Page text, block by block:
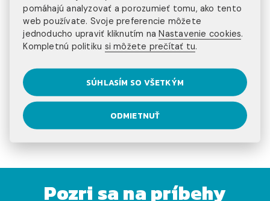
text_align=“left“ css_animation=““
css=“.vc_custom_1456999496771{margin-top: 10px
!important;}“][vc_column_inner el_class=““
width=“1/1″][vc_single_image image=“4652″
img_link_large=““ img_link_target=“_self“
qode_css_animation=““ transition_delay=““
img_size=“full“ link=“https://injoy.sk/praca-spanielsko“]
[/vc_column_inner][/vc_row_inner][/vc_column]
[/vc_row]
Pozri sa na príbehy
pomáhajú analyzovať a porozumieť tomu, ako tento
web používate. Svoje preferencie môžete
jednoducho upraviť kliknutím naNastavenie cookies.
Kompletnú politiku si môžete prečítať tu.
SÚHLASÍM SO VŠETKÝM
ODMIETNUŤ